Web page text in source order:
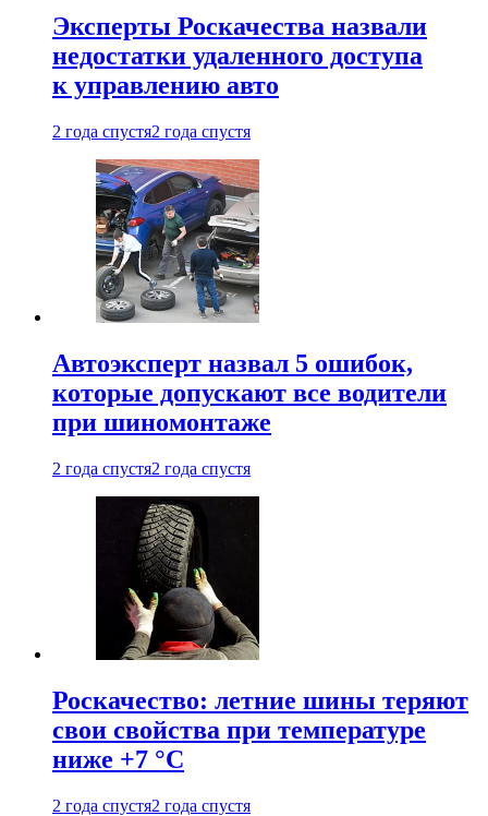
Эксперты Роскачества назвали
недостатки удаленного доступа
к управлению авто
2 года спустя2 года спустя
Автоэксперт назвал 5 ошибок,
которые допускают все водители
при шиномонтаже
2 года спустя2 года спустя
Роскачество: летние шины теряют
свои свойства при температуре
ниже +7 °C
2 года спустя2 года спустя